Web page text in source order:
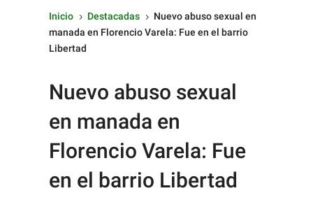
Inicio 5 Destacadas 5 Nuevo abuso sexual en
manada en Florencio Varela: Fue en el barrio
Libertad
Nuevo abuso sexual
en manada en
Florencio Varela: Fue
en el barrio Libertad